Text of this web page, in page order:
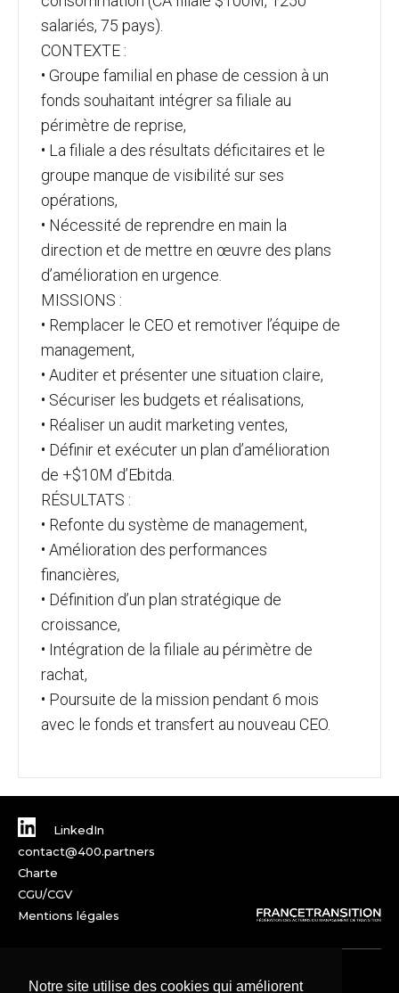
Notre site utilise des cookies qui améliorent
salariés, 75 pays).
CONTEXTE :
• Groupe familial en phase de cession à un
fonds souhaitant intégrer sa filiale au
périmètre de reprise,
• La filiale a des résultats déficitaires et le
groupe manque de visibilité sur ses
opérations,
• Nécessité de reprendre en main la
direction et de mettre en œuvre des plans
d’amélioration en urgence.
MISSIONS :
• Remplacer le CEO et remotiver l’équipe de
management,
• Auditer et présenter une situation claire,
• Sécuriser les budgets et réalisations,
• Réaliser un audit marketing ventes,
• Définir et exécuter un plan d’amélioration
de +$10M d’Ebitda.
RÉSULTATS :
• Refonte du système de management,
• Amélioration des performances
financières,
• Définition d’un plan stratégique de
croissance,
• Intégration de la filiale au périmètre de
rachat,
• Poursuite de la mission pendant 6 mois
avec le fonds et transfert au nouveau CEO.
LinkedIn
contact@400.partners
Charte
CGU/CGV
Mentions légales